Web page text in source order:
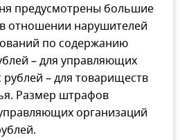
предусмотрены большие
отношении нарушителей
по содержанию
– для управляющих
– для товариществ
Размер штрафов
организаций